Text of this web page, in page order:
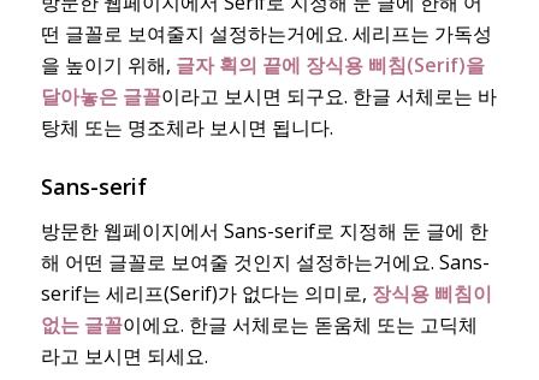
떤 글꼴로 보여줄지 설정하는거에요. 세리프는 가독성
을 높이기 위해, 글자 획의 끝에 장식용 삐침(Serif)을
달아놓은 글꼴이라고 보시면 되구요. 한글 서체로는 바
탕체 또는 명조체라 보시면 됩니다.
Sans-serif
방문한 웹페이지에서 Sans-serif로 지정해 둔 글에 한
해 어떤 글꼴로 보여줄 것인지 설정하는거에요. Sans-
serif는 세리프(Serif)가 없다는 의미로, 장식용 삐침이
없는 글꼴이에요. 한글 서체로는 돋움체 또는 고딕체
라고 보시면 되세요.